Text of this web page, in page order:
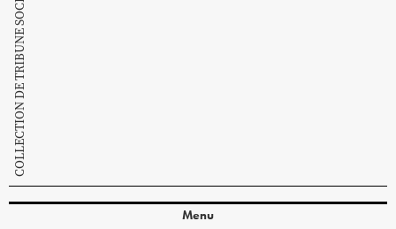
COLLECTION DE TRIBUNE SOCIALISTE
Menu